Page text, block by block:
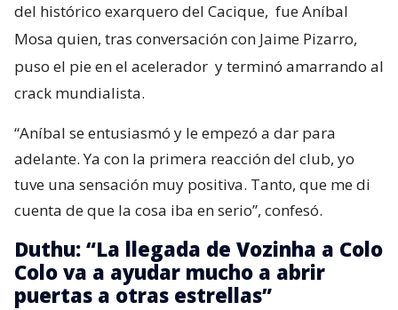
del histórico exarquero del Cacique, fue Aníbal
Mosa quien, tras conversación con Jaime Pizarro,
puso el pie en el acelerador y terminó amarrando al
crack mundialista.
“Aníbal se entusiasmó y le empezó a dar para
adelante. Ya con la primera reacción del club, yo
tuve una sensación muy positiva. Tanto, que me di
cuenta de que la cosa iba en serio”, confesó.
Duthu: “La llegada de Vozinha a Colo
Colo va a ayudar mucho a abrir
puertas a otras estrellas”